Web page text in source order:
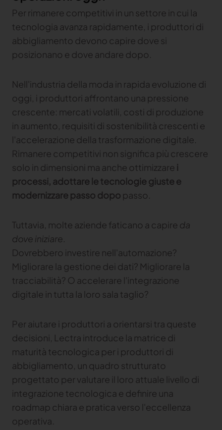
Gerber Atria
Soddisfare qualsiasi sfida di taglio tessuto
Gerber Spreader for Fashion
Achieve exceptional quality and performance
MARKET
Neteven
principali marketplace di fashion con Neteven
Retviews
Automatizza l'analisi competitiva con dati di retail
in tempo reale
Launchmetrics
tuo brand
TRACE
TextileGenesis
Accelerate traceability in your fashion business
Content Hub
Content Hub
Per rimanere competitivi in un settore in cui la
tecnologia avanza rapidamente, i produttori di
abbigliamento devono capire dove si
posizionano e dove andare dopo.
Nell'industria della moda in rapida evoluzione di
oggi, i produttori affrontano una pressione
crescente: mercati volatili, costi di produzione
in aumento, requisiti di sostenibilità crescenti e
l'accelerazione della trasformazione digitale.
Rimanere competitivi non significa più crescere
solo in dimensioni ma anche ottimizzare i
processi, adottare le tecnologie giuste e
modernizzare passo dopo passo.
Tuttavia, molte aziende faticano a capire da
dove iniziare.
Dovrebbero investire nell'automazione?
Migliorare la gestione dei dati? Migliorare la
tracciabilità? O accelerare l'integrazione
digitale in tutta la loro sala taglio?
Per aiutare i produttori a orientarsi tra queste
decisioni, Lectra introduce la matrice di
maturità tecnologica per i produttori di
abbigliamento, un quadro strutturato
progettato per valutare il loro attuale livello di
integrazione tecnologica e definire una
roadmap chiara e pratica verso l'eccellenza
operativa.